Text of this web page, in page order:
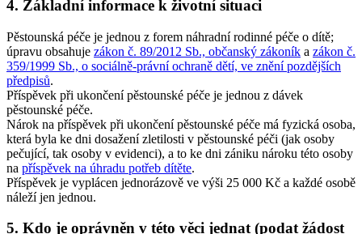
4. Základní informace k životní situaci
Pěstounská péče je jednou z forem náhradní rodinné péče o dítě;
úpravu obsahuje zákon č. 89/2012 Sb., občanský zákoník a zákon č.
359/1999 Sb., o sociálně-právní ochraně dětí, ve znění pozdějších
předpisů.
Příspěvek při ukončení pěstounské péče je jednou z dávek
pěstounské péče.
Nárok na příspěvek při ukončení pěstounské péče má fyzická osoba,
která byla ke dni dosažení zletilosti v pěstounské péči (jak osoby
pečující, tak osoby v evidenci), a to ke dni zániku nároku této osoby
na příspěvek na úhradu potřeb dítěte.
Příspěvek je vyplácen jednorázově ve výši 25 000 Kč a každé osobě
náleží jen jednou.
5. Kdo je oprávněn v této věci jednat (podat žádost